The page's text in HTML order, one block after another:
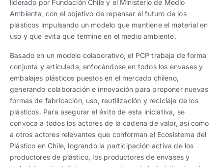
liderado por Fundación Chile y el Ministerio de Medio
Ambiente, con el objetivo de repensar el futuro de los
plásticos impulsando un modelo que mantiene el material en
uso y que evita que termine en el medio ambiente.
Basado en un modelo colaborativo, el PCP trabaja de forma
conjunta y articulada, enfocándose en todos los envases y
embalajes plásticos puestos en el mercado chileno,
generando colaboración e innovación para proponer nuevas
formas de fabricación, uso, reutilización y reciclaje de los
plásticos. Para asegurar el éxito de esta iniciativa, se
convoca a todos los actores de la cadena de valor, así como
a otros actores relevantes que conforman el Ecosistema del
Plástico en Chile, logrando la participación activa de los
productores de plástico, los productores de envases y